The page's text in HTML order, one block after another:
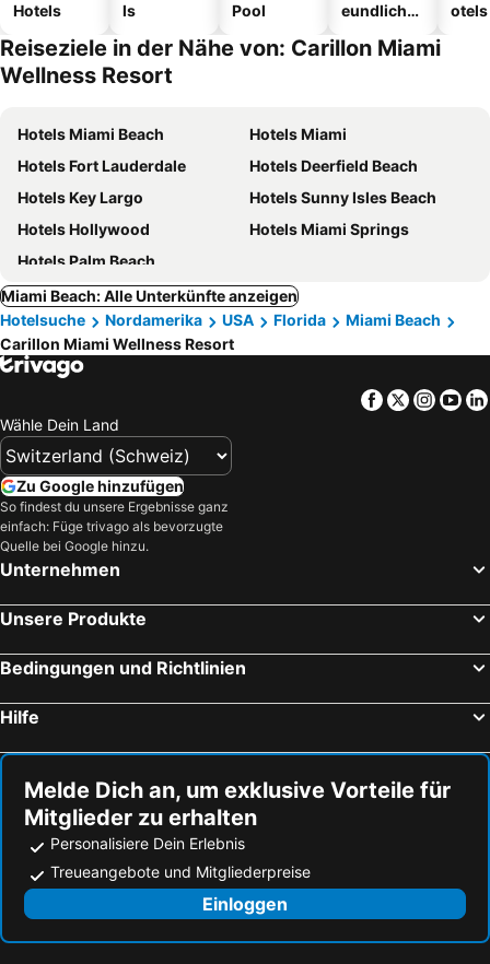
Hotels
ls
Pool
eundliche
otels
Reiseziele in der Nähe von: Carillon Miami
Wellness Resort
Hotels Miami Beach
Hotels Miami
Hotels Fort Lauderdale
Hotels Deerfield Beach
Hotels Key Largo
Hotels Sunny Isles Beach
Hotels Hollywood
Hotels Miami Springs
Hotels Palm Beach
Miami Beach: Alle Unterkünfte anzeigen
Hotelsuche
Nordamerika USA Florida
Miami Beach
Carillon Miami Wellness Resort
Facebook
Twitter
Wähle Dein Land
Zu Google hinzufügen
So findest du unsere Ergebnisse ganz
einfach: Füge trivago als bevorzugte
Quelle bei Google hinzu.
Unternehmen
Unsere Produkte
Bedingungen und Richtlinien
Hilfe
Melde Dich an, um exklusive Vorteile für
Mitglieder zu erhalten
Personalisiere Dein Erlebnis
Treueangebote und Mitgliederpreise
Einloggen